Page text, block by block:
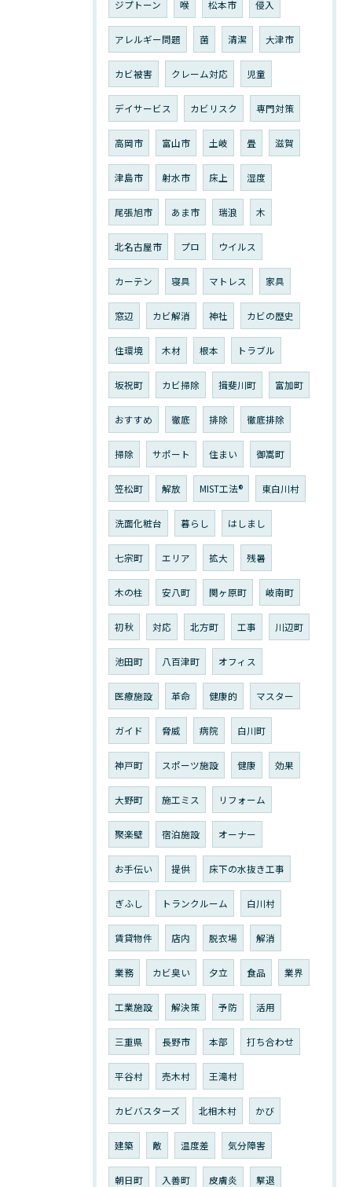
ジプトーン 喉 松本市 侵入
アレルギー問題 菌 清潔 大津市
カビ被害 クレーム対応 児童
デイサービス カビリスク 専門対策
高岡市 富山市 土岐 畳 滋賀
津島市 射水市 床上 湿度
尾張旭市 あま市 瑞浪 木
北名古屋市 プロ ウイルス
カーテン 寝具 マトレス 家具
窓辺 カビ解消 神社 カビの歴史
住環境 木材 根本 トラブル
坂祝町 カビ掃除 揖斐川町 富加町
おすすめ 徹底 排除 徹底排除
掃除 サポート 住まい 御嵩町
笠松町 解放 MIST工法®︎ 東白川村
洗面化粧台 暮らし はしまし
七宗町 エリア 拡大 残暑
木の柱 安八町 関ヶ原町 岐南町
初秋 対応 北方町 工事 川辺町
池田町 八百津町 オフィス
医療施設 革命 健康的 マスター
ガイド 脅威 病院 白川町
神戸町 スポーツ施設 健康 効果
大野町 施工ミス リフォーム
聚楽壁 宿泊施設 オーナー
お手伝い 提供 床下の水抜き工事
ぎふし トランクルーム 白川村
賃貸物件 店内 脱衣場 解消
業務 カビ臭い 夕立 食品 業界
工業施設 解決策 予防 活用
三重県 長野市 本部 打ち合わせ
平谷村 売木村 王滝村
カビバスターズ 北相木村 かび
建築 敵 温度差 気分障害
朝日町 入善町 皮膚炎 撃退